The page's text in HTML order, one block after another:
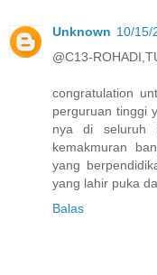
Unknown 10/15/
@C13-
congratulation
perguruan tinggi
nya di seluruh
kemakmuran
yang
yang lahir puka
Balas